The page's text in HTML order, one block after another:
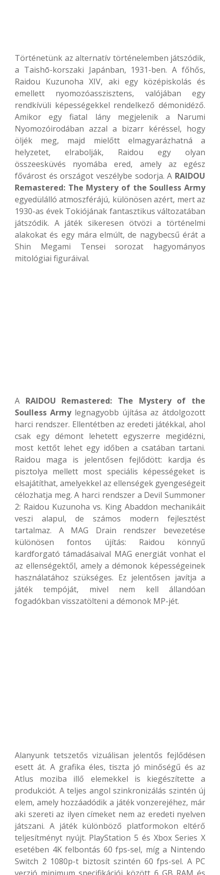
Történetünk az alternatív történelemben játszódik,
a Taishō-korszaki Japánban, 1931-ben. A főhős,
Raidou Kuzunoha XIV, aki egy középiskolás és
emellett nyomozóasszisztens, valójában egy
rendkívüli képességekkel rendelkező démonidéző.
Amikor egy fiatal lány megjelenik a Narumi
Nyomozóirodában azzal a bizarr kéréssel, hogy
öljék meg, majd mielőtt elmagyarázhatná a
helyzetet, elrabolják, Raidou egy olyan
összeesküvés nyomába ered, amely az egész
fővárost és országot veszélybe sodorja. A RAIDOU
Remastered: The Mystery of the Soulless Army
egyedülálló atmoszférájú, különösen azért, mert az
1930-as évek Tokiójának fantasztikus változatában
játszódik. A játék sikeresen ötvözi a történelmi
alakokat és egy mára elmúlt, de nagybecsű érát a
Shin Megami Tensei sorozat hagyományos
mitológiai figuráival.
A RAIDOU Remastered: The Mystery of the
Soulless Armylegnagyobb újítása az átdolgozott
harci rendszer. Ellentétben az eredeti játékkal, ahol
csak egy démont lehetett egyszerre megidézni,
most kettőt lehet egy időben a csatában tartani.
Raidou maga is jelentősen fejlődött: kardja és
pisztolya mellett most speciális képességeket is
elsajátíthat, amelyekkel az ellenségek gyengeségeit
célozhatja meg. A harci rendszer a Devil Summoner
2: Raidou Kuzunoha vs. King Abaddon mechanikáit
veszi alapul, de számos modern fejlesztést
tartalmaz. A MAG Drain rendszer bevezetése
különösen fontos újítás: Raidou könnyű
kardforgató támadásaival MAG energiát vonhat el
az ellenségektől, amely a démonok képességeinek
használatához szükséges. Ez jelentősen javítja a
játék tempóját, mivel nem kell állandóan
fogadókban visszatölteni a démonok MP-jét.
Alanyunk tetszetős vizuálisan jelentős fejlődésen
esett át. A grafika éles, tiszta jó minőségű és az
Atlus moziba illő elemekkel is kiegészítette a
produkciót. A teljes angol szinkronizálás szintén új
elem, amely hozzáadódik a játék vonzerejéhez, már
aki szereti az ilyen címeket nem az eredeti nyelven
játszani. A játék különböző platformokon eltérő
teljesítményt nyújt. PlayStation 5 és Xbox Series X
esetében 4K felbontás 60 fps-sel, míg a Nintendo
Switch 2 1080p-t biztosít szintén 60 fps-sel. A PC